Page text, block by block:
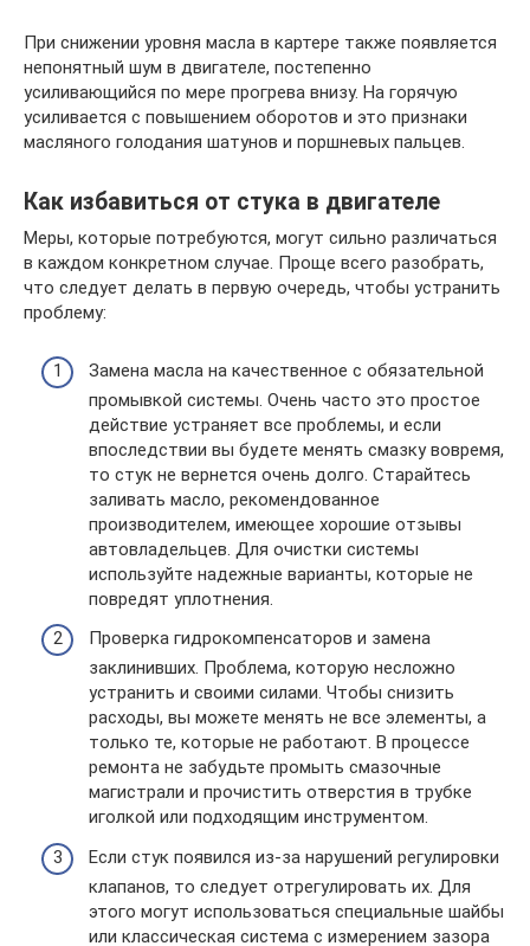
При снижении уровня масла в картере также появляется
непонятный шум в двигателе, постепенно
усиливающийся по мере прогрева внизу. На горячую
усиливается с повышением оборотов и это признаки
масляного голодания шатунов и поршневых пальцев.
Как избавиться от стука в двигателе
Меры, которые потребуются, могут сильно различаться
в каждом конкретном случае. Проще всего разобрать,
что следует делать в первую очередь, чтобы устранить
проблему:
Замена масла на качественное с обязательной
промывкой системы. Очень часто это простое
действие устраняет все проблемы, и если
впоследствии вы будете менять смазку вовремя,
то стук не вернется очень долго. Старайтесь
заливать масло, рекомендованное
производителем, имеющее хорошие отзывы
автовладельцев. Для очистки системы
используйте надежные варианты, которые не
повредят уплотнения.
Проверка гидрокомпенсаторов и замена
заклинивших. Проблема, которую несложно
устранить и своими силами. Чтобы снизить
расходы, вы можете менять не все элементы, а
только те, которые не работают. В процессе
ремонта не забудьте промыть смазочные
магистрали и прочистить отверстия в трубке
иголкой или подходящим инструментом.
Если стук появился из-за нарушений регулировки
клапанов, то следует отрегулировать их. Для
этого могут использоваться специальные шайбы
или классическая система с измерением зазора